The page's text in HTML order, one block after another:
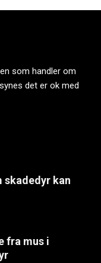
som handler om
det er ok med
skadedyr kan
fra mus i